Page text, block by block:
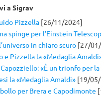
a Sigrav
Pizzella[26/11/2024]
spinge per l’Einstein
in chiaro scuro[27/
e Pizzella la «Medaglia
«È un trionfo per la
la «Medaglia Amaldi»[19/05/
per Brera e Capodimonte